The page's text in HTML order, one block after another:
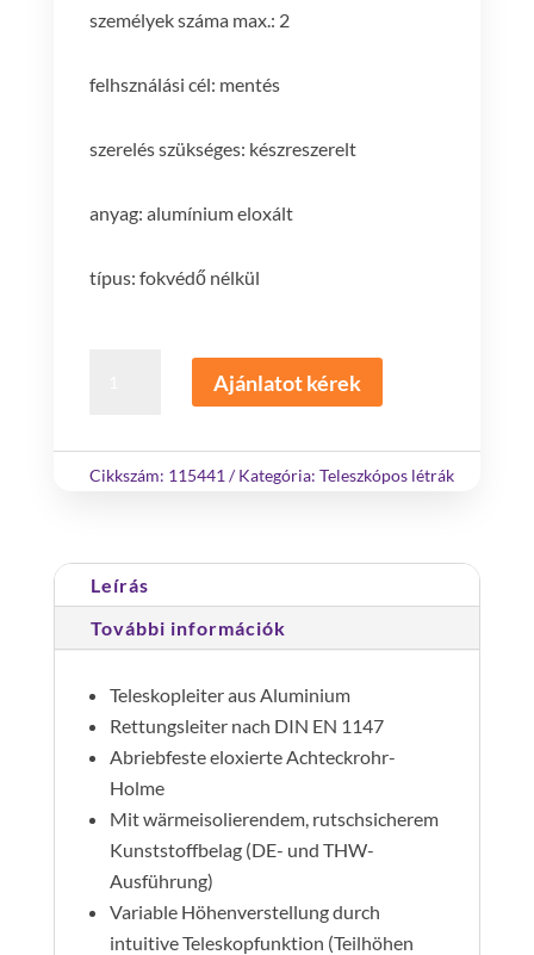
személyek száma max.: 2
felhsználási cél: mentés
szerelés szükséges: készreszerelt
anyag: alumínium eloxált
típus: fokvédő nélkül
1147
hossz
4400
mm
mennyiség
Ajánlatot kérek
Cikkszám: 115441 Kategória: Teleszkópos létrák
Leírás
További információk
Teleskopleiter aus Aluminium
Rettungsleiter nach DIN EN 1147
Abriebfeste eloxierte Achteckrohr-
Holme
Mit wärmeisolierendem, rutschsicherem
Kunststoffbelag (DE- und THW-
Ausführung)
Variable Höhenverstellung durch
intuitive Teleskopfunktion (Teilhöhen